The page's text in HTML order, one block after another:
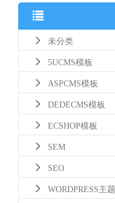
未分类
5UCMS模板
ASPCMS模板
DEDECMS模板
ECSHOP模板
SEM
SEO
WORDPRESS主题